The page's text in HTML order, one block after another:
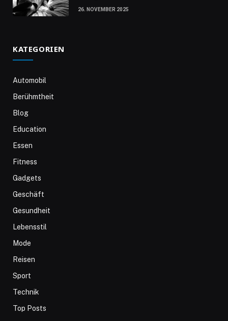
26. NOVEMBER 2025
KATEGORIEN
Automobil
Berühmtheit
Blog
Education
Essen
Fitness
Gadgets
Geschäft
Gesundheit
Lebensstil
Mode
Reisen
Sport
Technik
Top Posts